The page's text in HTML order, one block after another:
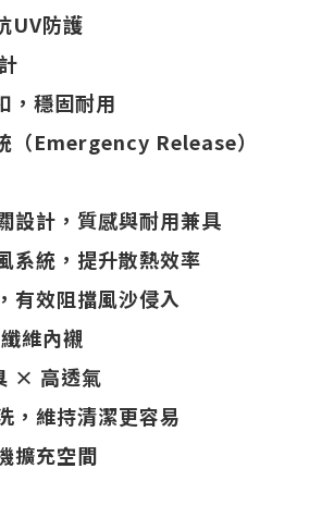
UV防護
，穩固耐用
（Emergency Release）
設計，質感與耐用兼具
系統，提升散熱效率
有效阻擋風沙侵入
維內襯
× 高透氣
，維持清潔更容易
擴充空間